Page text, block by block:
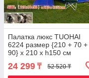
Палатка люкс TUOHAI
6224 размер {210 + 70 +
90} х 210 х h150 см
24 299 ₸ 52 520 ₸